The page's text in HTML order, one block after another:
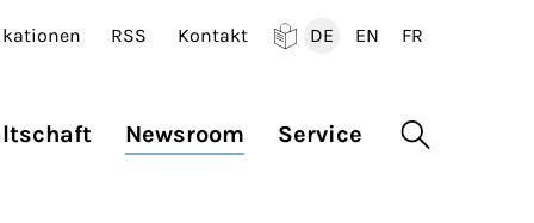
RSS Kontakt
DE
EN
FR
Newsroom Service Suche